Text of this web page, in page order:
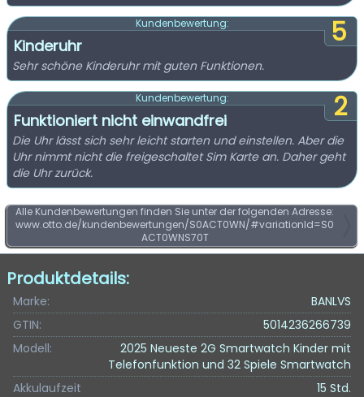
5
Kundenbewertung:
Kinderuhr
Sehr schöne Kinderuhr mit guten Funktionen.
2
Kundenbewertung:
Funktioniert nicht einwandfrei
Die Uhr lässt sich sehr leicht starten und einstellen. Aber die
Uhr nimmt nicht die freigeschaltet Sim Karte an. Daher geht
die Uhr zurück.
Alle Kundenbewertungen finden Sie unter der folgenden Adresse:
www.otto.de/kundenbewertungen/S0ACT0WN/#variationId=S0
ACT0WNS70T
Produktdetails:
Marke:
BANLVS
GTIN:
5014236266739
Modell:
2025 Neueste 2G Smartwatch Kinder mit
Telefonfunktion und 32 Spiele Smartwatch
Akkulaufzeit
15 Std.